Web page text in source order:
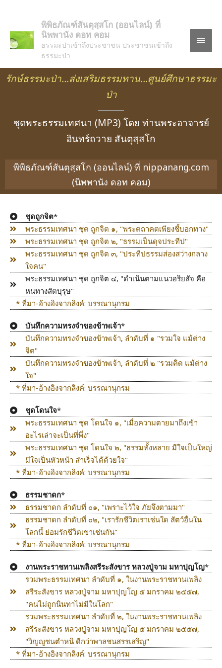
พิพิธภัณฑ์สันตุสฺสโก (ออนไลน์) ที่
นิพพานัง ดอท คอม
ธรรมะป่าเข้าถึงประชาชน ประชาชนเข้าถึง
ธรรมะป่า
รักษ์ธรรมะป่า…ส่งเสริมธรรมทาน…ศูนย์ศึกษาธรรมะ
ป่า
ชุดพระธรรมเทศนา (MP3) โดย ท่านพระอาจารย์
อินทร์ถวาย สันตุสฺสโก
พิพิธภัณฑ์สันตุสฺสโก (ออนไลน์) ที่ nippanang.com
(นิพพานัง ดอท คอม)
ชุดถูกจิต*
พระธรรมเทศนา ชุด ถูกจิต ๑, "พระตถาคตเพียงชี้บอกทาง"
พระธรรมเทศนา ชุด ถูกจิต ๒, "ธรรมเป็นดุจประทีป"
พระธรรมเทศนา ชุด ถูกจิต ๓, "ประทีปธรรมส่องสว่างกลาง
ใจคน"
พระธรรมเทศนา ชุด ถูกจิต ๔, "ดำเนินตามแนวอริยสัจ คือ
หนทางสัตบุรุษ"
* ที่มา-อ้างอิงจากลิงค์: บรรณานุกรม
บันทึกความทรงจำของข้าพเจ้า*
บันทึกความทรงจำของข้าพเจ้า, ลำดับที่ ๑ "รวมใจ แม้ต่าง
จิต"
บันทึกความทรงจำของข้าพเจ้า, ลำดับที่ ๒ "รวมคิด แม้ต่าง
ใจ"
* ที่มา-อ้างอิงจากลิงค์: บรรณานุกรม
ชุดโดนใจ*
พระธรรมเทศนา ชุด โดนใจ ๑, "เมื่อความตายมาถึงเข้า
อะไรเล่าจะเป็นที่พึ่ง"
พระธรรมเทศนา ชุด โดนใจ ๒, "ธรรมทั้งหลาย มีใจเป็นใหญ่
มีใจเป็นหัวหน้า สำเร็จได้ด้วยใจ"
* ที่มา-อ้างอิงจากลิงค์: บรรณานุกรม
ธรรมชาดก*
ธรรมชาดก ลำดับที่ ๐๑, "เพราะไว้ใจ ภัยจึงตามมา"
ธรรมชาดก ลำดับที่ ๐๒, "เรารักชีวิตเราเช่นใด สัตว์อื่นใน
โลกนี้ ย่อมรักชีวิตเขาเช่นกัน"
* ที่มา-อ้างอิงจากลิงค์: บรรณานุกรม
งานพระราชทานเพลิงสรีระสังขาร หลวงปู่จาม มหาปุญโญ*
รวมพระธรรมเทศนา ลำดับที่ ๑, ในงานพระราชทานเพลิง
สรีระสังขาร หลวงปู่จาม มหาปุญโญ ๕ มกราคม ๒๕๕๗,
"คนไม่ถูกนินทาไม่มีในโลก"
รวมพระธรรมเทศนา ลำดับที่ ๒, ในงานพระราชทานเพลิง
สรีระสังขาร หลวงปู่จาม มหาปุญโญ ๕ มกราคม ๒๕๕๗,
"วิญญูชนตำหนิ ดีกว่าพาลชนสรรเสริญ"
* ที่มา-อ้างอิงจากลิงค์: บรรณานุกรม